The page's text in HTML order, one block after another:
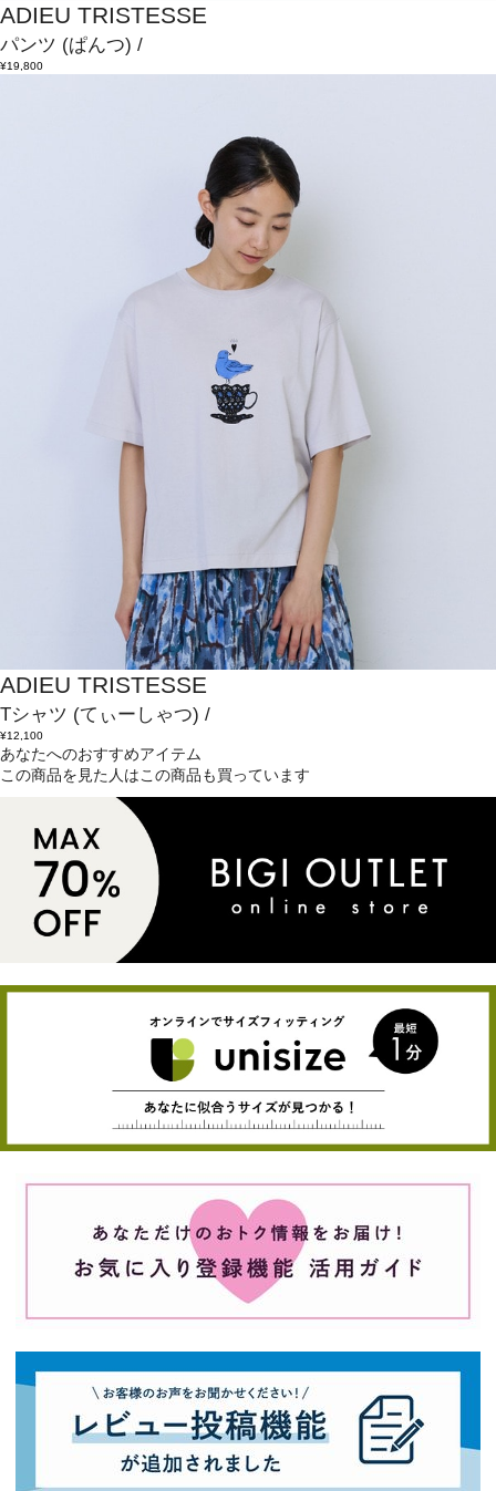
ADIEU TRISTESSE
パンツ (ぱんつ) /
¥19,800
ADIEU TRISTESSE
Tシャツ (てぃーしゃつ) /
¥12,100
あなたへのおすすめアイテム
この商品を見た人はこの商品も買っています